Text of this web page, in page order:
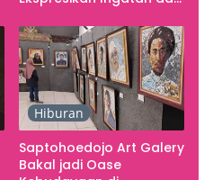
Hiburan
Saptohoedojo Art Galery
Bakal jadi Oase